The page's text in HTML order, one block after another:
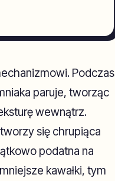
Podczas
paruje, tworząc
wewnątrz.
się chrupiąca
podatna na
kawałki, tym